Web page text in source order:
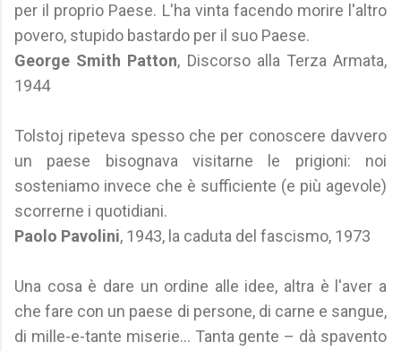
per il proprio Paese. L'ha vinta facendo morire l'altro
povero, stupido bastardo per il suo Paese.
George Smith Patton, Discorso alla Terza Armata,
1944
Tolstoj ripeteva spesso che per conoscere davvero
un paese bisognava visitarne le prigioni: noi
sosteniamo invece che è sufficiente (e più agevole)
scorrerne i quotidiani.
Paolo Pavolini, 1943, la caduta del fascismo, 1973
Una cosa è dare un ordine alle idee, altra è l'aver a
che fare con un paese di persone, di carne e sangue,
di mille-e-tante miserie... Tanta gente – dà spavento